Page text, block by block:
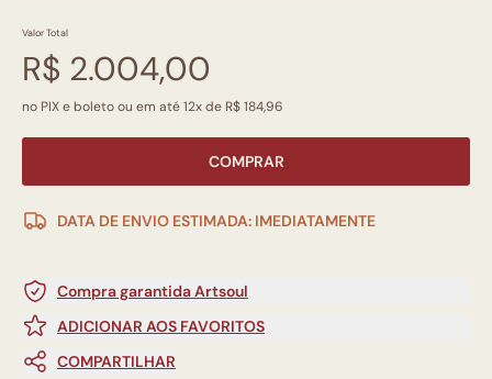
Valor Total
R$ 2.004,00
no PIX e boleto ou em até 12x de R$ 184,96
COMPRAR
DATA DE ENVIO ESTIMADA: IMEDIATAMENTE
Compra garantida Artsoul
ADICIONAR AOS FAVORITOS
COMPARTILHAR